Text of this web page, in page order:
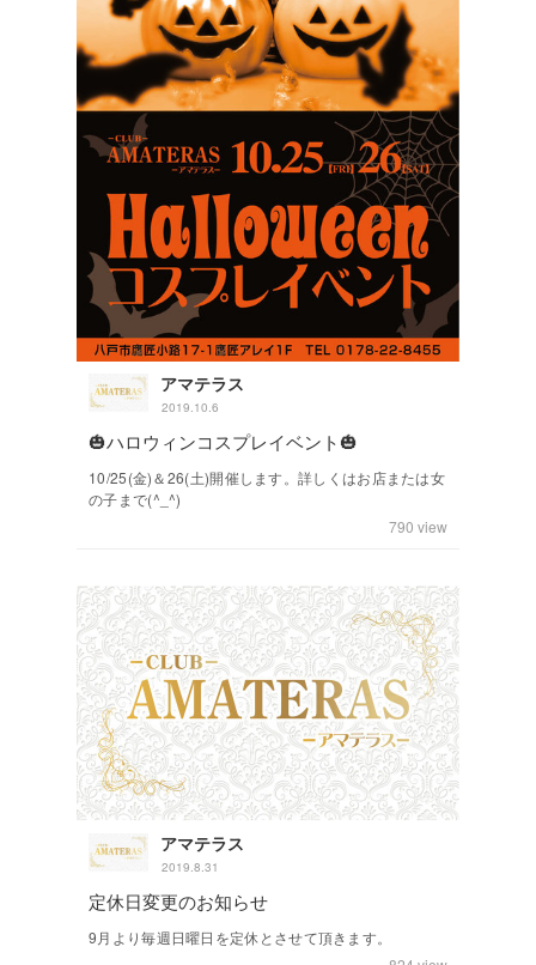
アマテラス
2019.10.6
🎃ハロウィンコスプレイベント🎃
10/25(金)＆26(土)開催します。詳しくはお店または女
の子まで(^_^)
790 view
アマテラス
2019.8.31
定休日変更のお知らせ
9月より毎週日曜日を定休とさせて頂きます。